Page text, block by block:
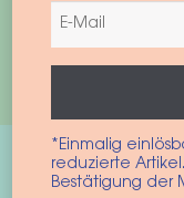
Corona en
klaar voor
*Einmalig
reduzierte
Bestätigung der